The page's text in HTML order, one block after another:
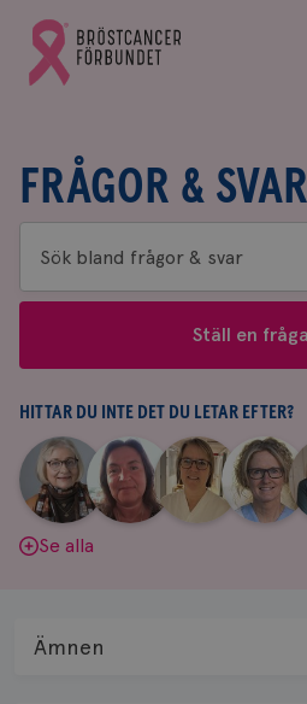
Gå
till
Bröstcancerförbundets
FRÅGOR & SVAR
Sök
bland
&
svar
Ställ en fråga
HITTAR DU INTE DET DU LETAR EFTER?
Aina
Johnsson
|
Anne
Andersson
Fredrika
Killander
|
Jeanette
Bäcklund
|
Se alla
Ämnen